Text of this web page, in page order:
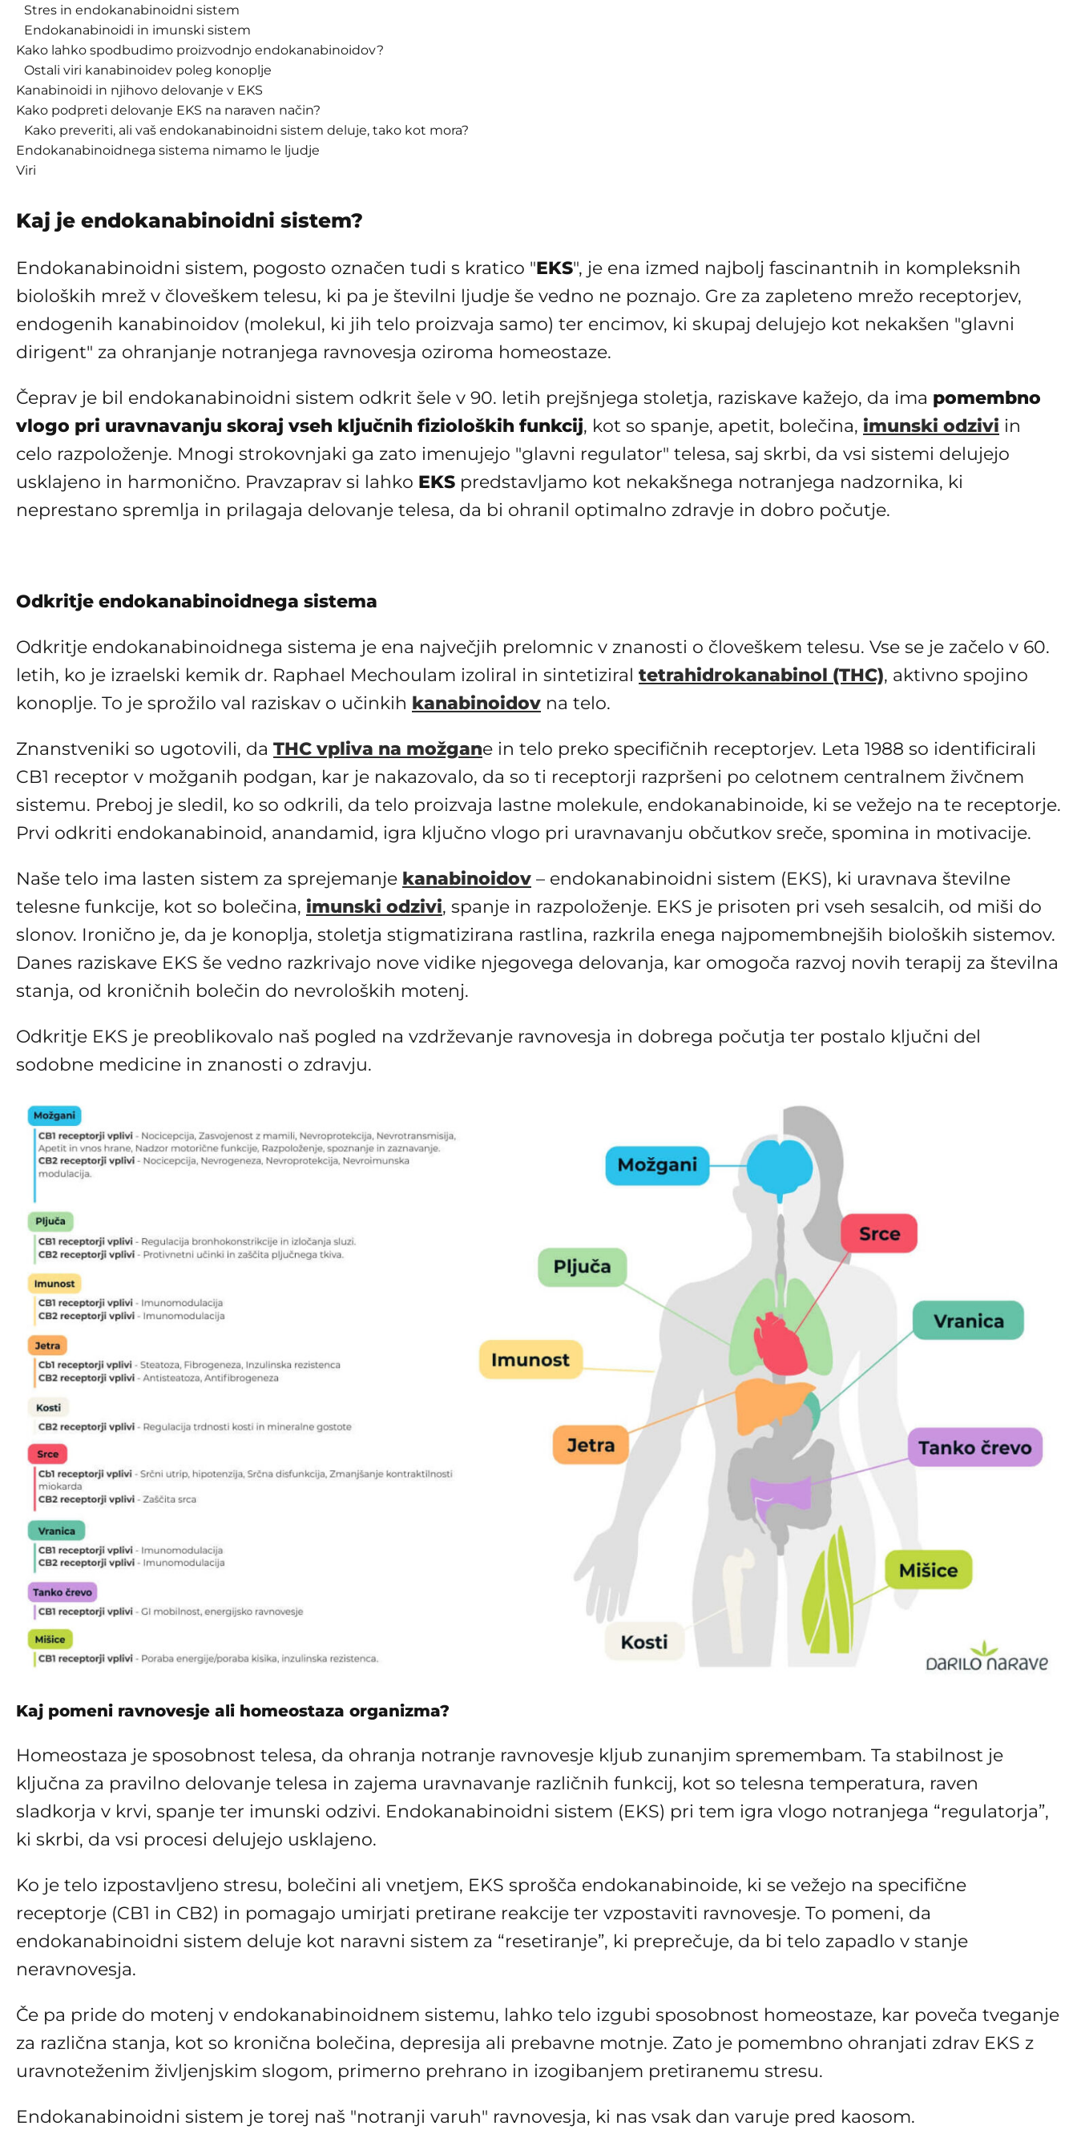
Stres in endokanabinoidni sistem
Endokanabinoidi in imunski sistem
Kako lahko spodbudimo proizvodnjo endokanabinoidov?
Ostali viri kanabinoidev poleg konoplje
Kanabinoidi in njihovo delovanje v EKS
Kako podpreti delovanje EKS na naraven način?
Kako preveriti, ali vaš endokanabinoidni sistem deluje, tako kot mora?
Endokanabinoidnega sistema nimamo le ljudje
Viri
Kaj je endokanabinoidni sistem?
Endokanabinoidni sistem, pogosto označen tudi s kratico "EKS", je ena izmed najbolj fascinantnih in kompleksnih
bioloških mrež v človeškem telesu, ki pa je številni ljudje še vedno ne poznajo. Gre za zapleteno mrežo receptorjev,
endogenih kanabinoidov (molekul, ki jih telo proizvaja samo) ter encimov, ki skupaj delujejo kot nekakšen "glavni
dirigent" za ohranjanje notranjega ravnovesja oziroma homeostaze.
Čeprav je bil endokanabinoidni sistem odkrit šele v 90. letih prejšnjega stoletja, raziskave kažejo, da ima pomembno
vlogo pri uravnavanju skoraj vseh ključnih fizioloških funkcij, kot so spanje, apetit, bolečina, imunski odzivi in
celo razpoloženje. Mnogi strokovnjaki ga zato imenujejo "glavni regulator" telesa, saj skrbi, da vsi sistemi delujejo
usklajeno in harmonično. Pravzaprav si lahko EKS predstavljamo kot nekakšnega notranjega nadzornika, ki
neprestano spremlja in prilagaja delovanje telesa, da bi ohranil optimalno zdravje in dobro počutje.
Odkritje endokanabinoidnega sistema
Odkritje endokanabinoidnega sistema je ena največjih prelomnic v znanosti o človeškem telesu. Vse se je začelo v 60.
letih, ko je izraelski kemik dr. Raphael Mechoulam izoliral in sintetiziral tetrahidrokanabinol (THC), aktivno spojino
konoplje. To je sprožilo val raziskav o učinkih kanabinoidov na telo.
Znanstveniki so ugotovili, da THC vpliva na možgane in telo preko specifičnih receptorjev. Leta 1988 so identificirali
CB1 receptor v možganih podgan, kar je nakazovalo, da so ti receptorji razpršeni po celotnem centralnem živčnem
sistemu. Preboj je sledil, ko so odkrili, da telo proizvaja lastne molekule, endokanabinoide, ki se vežejo na te receptorje.
Prvi odkriti endokanabinoid, anandamid, igra ključno vlogo pri uravnavanju občutkov sreče, spomina in motivacije.
Naše telo ima lasten sistem za sprejemanje kanabinoidov – endokanabinoidni sistem (EKS), ki uravnava številne
telesne funkcije, kot so bolečina, imunski odzivi, spanje in razpoloženje. EKS je prisoten pri vseh sesalcih, od miši do
slonov. Ironično je, da je konoplja, stoletja stigmatizirana rastlina, razkrila enega najpomembnejših bioloških sistemov.
Danes raziskave EKS še vedno razkrivajo nove vidike njegovega delovanja, kar omogoča razvoj novih terapij za številna
stanja, od kroničnih bolečin do nevroloških motenj.
Odkritje EKS je preoblikovalo naš pogled na vzdrževanje ravnovesja in dobrega počutja ter postalo ključni del
sodobne medicine in znanosti o zdravju.
Kaj pomeni ravnovesje ali homeostaza organizma?
Homeostaza je sposobnost telesa, da ohranja notranje ravnovesje kljub zunanjim spremembam. Ta stabilnost je
ključna za pravilno delovanje telesa in zajema uravnavanje različnih funkcij, kot so telesna temperatura, raven
sladkorja v krvi, spanje ter imunski odzivi. Endokanabinoidni sistem (EKS) pri tem igra vlogo notranjega “regulatorja”,
ki skrbi, da vsi procesi delujejo usklajeno.
Ko je telo izpostavljeno stresu, bolečini ali vnetjem, EKS sprošča endokanabinoide, ki se vežejo na specifične
receptorje (CB1 in CB2) in pomagajo umirjati pretirane reakcije ter vzpostaviti ravnovesje. To pomeni, da
endokanabinoidni sistem deluje kot naravni sistem za “resetiranje”, ki preprečuje, da bi telo zapadlo v stanje
neravnovesja.
Če pa pride do motenj v endokanabinoidnem sistemu, lahko telo izgubi sposobnost homeostaze, kar poveča tveganje
za različna stanja, kot so kronična bolečina, depresija ali prebavne motnje. Zato je pomembno ohranjati zdrav EKS z
uravnoteženim življenjskim slogom, primerno prehrano in izogibanjem pretiranemu stresu.
Endokanabinoidni sistem je torej naš "notranji varuh" ravnovesja, ki nas vsak dan varuje pred kaosom.